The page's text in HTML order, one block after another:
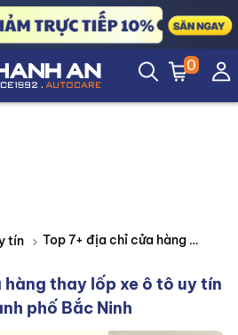
0
tín Top 7+ địa chỉ cửa hàng thay lốp xe ô tô uy tín tại Thành phố Bắc Ninh
hàng thay lốp xe ô tô uy tín
phố Bắc Ninh